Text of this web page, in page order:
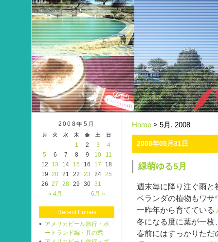
Home > 5月, 2008
2008年05月31日
緑萌ゆる5月
週末毎に降り注ぐ雨と
ベランダの植物もワサ
一昨年から育てている
冬になる度に葉が一枚
春前にはすっかりただ
2008年5月
月 火 水 木 金 土 日
« 4月 6月 »
1 2 3
4
5
6 7 8 9 10
11
12
13 14 15 16 17
18
19 20 21 22 23 24 25
26 27 28 29 30 31
Recent Entries
アメリカビール旅行・ポ
ートランド編・其の弐